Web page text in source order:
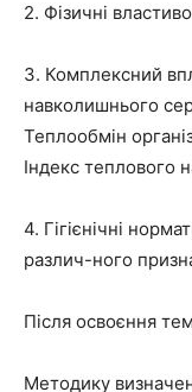
2. Фізичні
3. Комплексний
навколишнього
Теплообмін
Індекс теплового
4. Гігієнічні
различ-ного
Після освоєння
Методику